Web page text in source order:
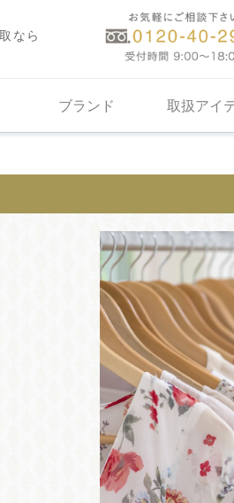
なら
ブランド 取扱アイ